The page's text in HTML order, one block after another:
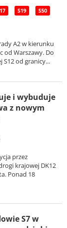
S19 S50
A2 w kierunku
od Warszawy. Do
S12 od granicy...
i wybuduje
z nowym
przez
krajowej DK12
Ponad 18
S7 w